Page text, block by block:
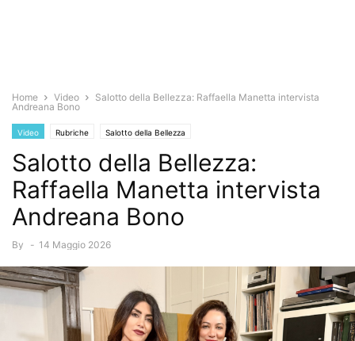
Home Video
Salotto della Bellezza: Raffaella Manetta intervista
Andreana Bono
Video Rubriche Salotto della Bellezza
Salotto della Bellezza:
Raffaella Manetta intervista
Andreana Bono
By - 14 Maggio 2026